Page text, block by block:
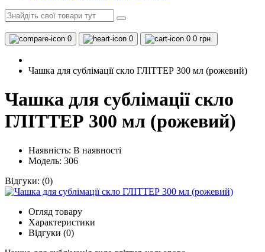
0 0 0 0 грн.
Чашка для сублімації скло ГЛІТТЕР 300 мл (рожевий)
Чашка для сублімації скло
ГЛІТТЕР 300 мл (рожевий)
Наявність: В наявності
Модель: 306
Відгуки: (0)
Огляд товару
Характеристики
Відгуки (0)